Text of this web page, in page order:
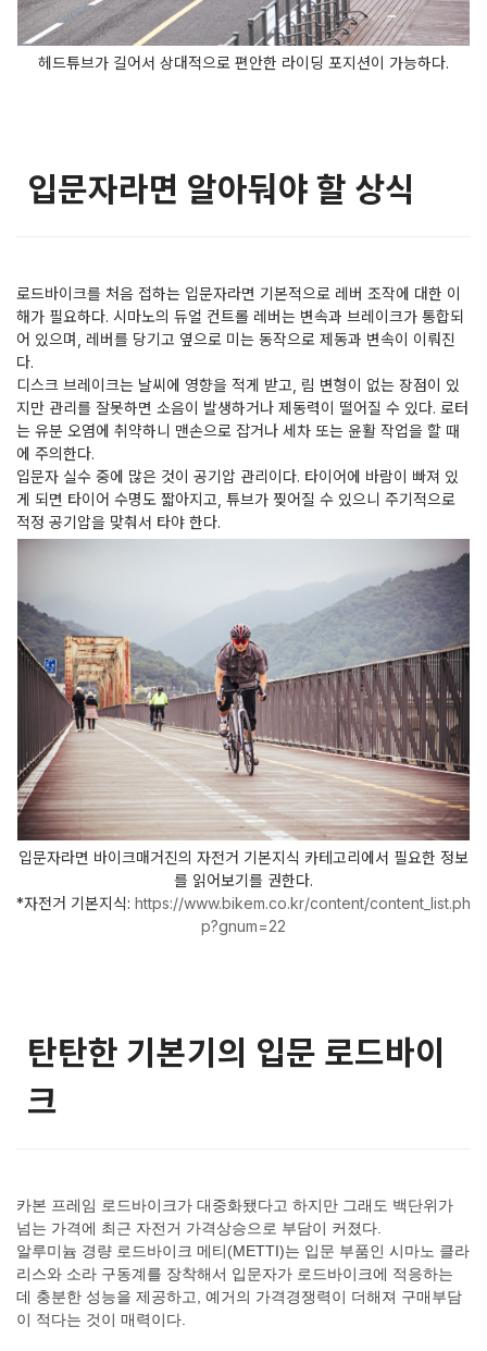
헤드튜브가 길어서 상대적으로 편안한 라이딩 포지션이 가능하다.
입문자라면 알아둬야 할 상식
로드바이크를 처음 접하는 입문자라면 기본적으로 레버 조작에 대한 이
해가 필요하다. 시마노의 듀얼 컨트롤 레버는 변속과 브레이크가 통합되
어 있으며, 레버를 당기고 옆으로 미는 동작으로 제동과 변속이 이뤄진
다.
디스크 브레이크는 날씨에 영향을 적게 받고, 림 변형이 없는 장점이 있
지만 관리를 잘못하면 소음이 발생하거나 제동력이 떨어질 수 있다. 로터
는 유분 오염에 취약하니 맨손으로 잡거나 세차 또는 윤활 작업을 할 때
에 주의한다.
입문자 실수 중에 많은 것이 공기압 관리이다. 타이어에 바람이 빠져 있
게 되면 타이어 수명도 짧아지고, 튜브가 찢어질 수 있으니 주기적으로
적정 공기압을 맞춰서 타야 한다.
입문자라면 바이크매거진의 자전거 기본지식 카테고리에서 필요한 정보
를 읽어보기를 권한다.
*자전거 기본지식: https://www.bikem.co.kr/content/content_list.ph
p?gnum=22
탄탄한 기본기의 입문 로드바이
크
카본 프레임 로드바이크가 대중화됐다고 하지만 그래도 백단위가
넘는 가격에 최근 자전거 가격상승으로 부담이 커졌다.
알루미늄 경량 로드바이크 메티(METTI)는 입문 부품인 시마노 클라
리스와 소라 구동계를 장착해서 입문자가 로드바이크에 적응하는
데 충분한 성능을 제공하고, 예거의 가격경쟁력이 더해져 구매부담
이 적다는 것이 매력이다.